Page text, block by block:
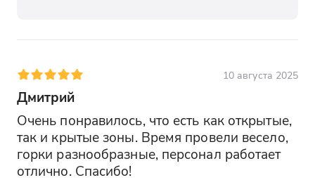
29. Калин.8 мар - 8:20-8:30
30. Калин.Бог.Хмел - 8:20-8:30
31. Калин.Мороз - 8:20-8:30
32. Южное взморье(каравай) - 8:25-8:35
10 августа 2025
Дмитрий
Очень понравилось, что есть как открытые,
так и крытые зоны. Время провели весело,
горки разнообразные, персонал работает
отлично. Спасибо!